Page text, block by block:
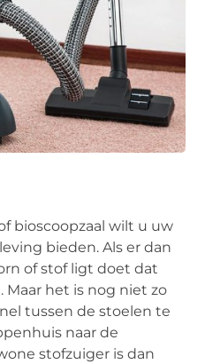
bioscoopzaal wilt u uw
bieden. Als er dan
of stof ligt doet dat
Maar het is nog niet zo
tussen de stoelen te
naar de
stofzuiger is dan